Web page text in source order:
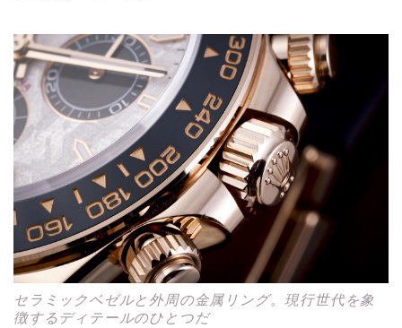
セラミックベゼルと外周の金属リング。現行世代を象
徴するディテールのひとつだ